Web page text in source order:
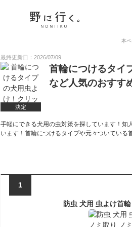
本
最終更新日：2026/07/09
決定
首輪につけるタイ
など人気のおすす
手軽にできる犬用の虫対策を探しています！
います！首輪につけるタイプや元々ついてい
1